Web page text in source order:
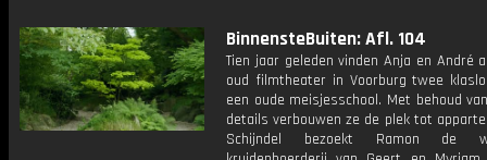
BinnensteBuiten: Afl. 104
Tien jaar geleden vinden Anja en André
oud filmtheater in Voorburg twee
een oude meisjesschool. Met behoud
details verbouwen ze de plek tot
Schijndel bezoekt Ramon de